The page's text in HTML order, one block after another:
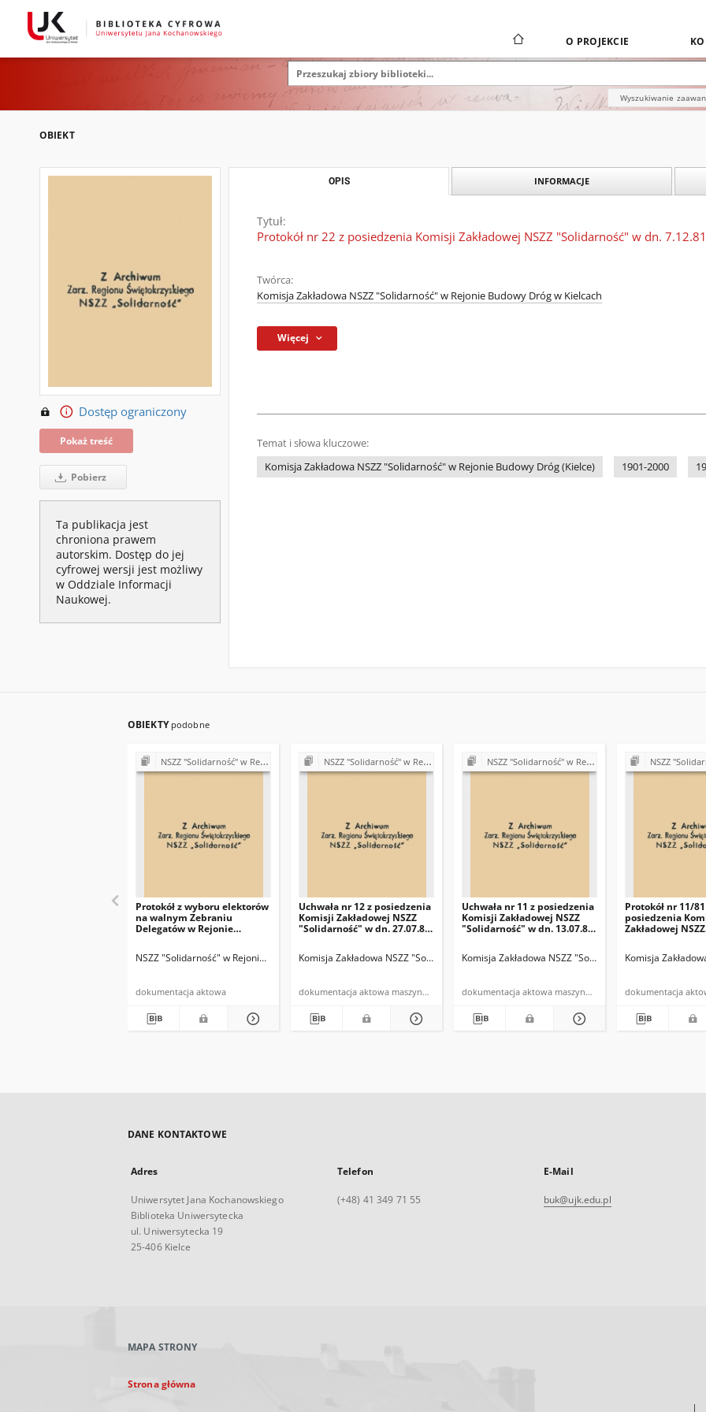
O PROJEKCIE
Wyszukiwanie
OBIEKT
Dostęp ograniczony
Pokaż treść
Pobierz
Ta publikacja jest
chroniona prawem
autorskim. Dostęp do jej
cyfrowej wersji jest możliwy
w Oddziale Informacji
Naukowej.
OPIS INFORMACJE
Tytuł:
Protokół nr 22 z posiedzenia Komisji Zakładowej NSZZ "Solidarność" w dn.
Twórca:
Komisja Zakładowa NSZZ "Solidarność" w Rejonie Budowy Dróg w Kielcach
Więcej
Temat i słowa kluczowe:
Komisja Zakładowa NSZZ "Solidarność" w Rejonie Budowy Dróg (Kielce)
1901-2000
OBIEKTY podobne
NSZZ "Solidarność" w Rejonie Budowy Dróg w Kielcach (Komisje Oddziałowe, wybory, sprawy pracownicze)
Protokół z wyboru elektorów
na walnym Zebraniu
Delegatów w Rejonie
NSZZ "Solidarność" w Rejonie Budowy Dróg w Kielcach Komisja Zakładowa NSZZ "Solidarność" w Rejonie Budowy Dróg w Kielcach
dokumentacja aktowa
NSZZ "Solidarność" w Rejonie Budowy Dróg w Kielcach
Uchwała nr 12 z posiedzenia
Komisji Zakładowej NSZZ
"Solidarność" w dn. 27.07.81
Komisja Zakładowa NSZZ "Solidarność" w Rejonie Budowy Dróg w Kielcach
dokumentacja aktowa maszynopis
NSZZ "Solidarność" w Rejonie Budowy Dróg w Kielcach
Uchwała nr 11 z posiedzenia
Komisji Zakładowej NSZZ
"Solidarność" w dn. 13.07.81
Komisja Zakładowa NSZZ "Solidarność" w Rejonie
dokumentacja aktowa maszynopis
NSZZ "Solidarność" w
Protokół nr 11/
posiedzenia
Zakładowej NSZZ
Komisja
DANE KONTAKTOWE
Adres
Uniwersytet Jana Kochanowskiego
Biblioteka Uniwersytecka
ul. Uniwersytecka 19
25-406 Kielce
Telefon
(+48) 41 349 71 55
E-Mail
buk@ujk.edu.pl
MAPA STRONY
Strona główna